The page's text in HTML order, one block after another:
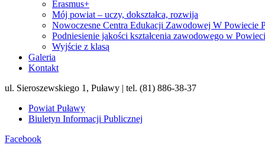
Erasmus+
Mój powiat – uczy, dokształca, rozwija
Nowoczesne Centra Edukacji Zawodowej W Powiecie
Podniesienie jakości kształcenia zawodowego w
Wyjście z klasą
Galeria
Kontakt
ul. Sieroszewskiego 1, Puławy | tel. (81) 886-38-37
Powiat Puławy
Biuletyn Informacji Publicznej
Facebook